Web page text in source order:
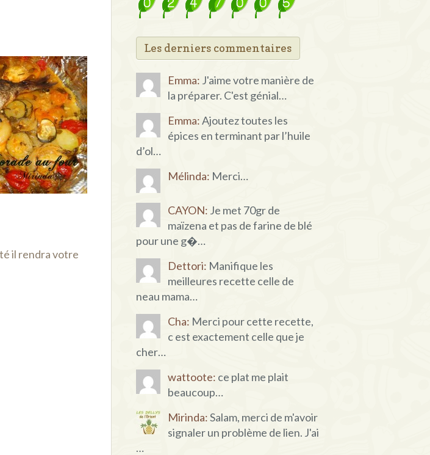
il rendra votre
Les derniers commentaires
Emma: J'aime votre manière de
la préparer. C'est génial…
Emma:Ajoutez toutes les
épices en terminant par l’huile
d’ol…
Mélinda: Merci…
CAYON: Je met 70gr de
maïzena et pas de farine de blé
pour une g�…
Dettori: Manifique les
meilleures recette celle de
neau mama…
Cha: Merci pour cette recette,
c est exactement celle que je
cher…
wattoote: ce plat me plait
beaucoup…
Mirinda:Salam, merci de m'avoir
signaler un problème de lien. J'ai
…